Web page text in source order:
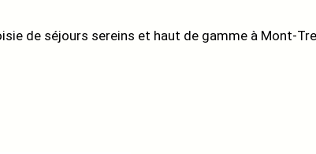
de séjours sereins et haut de gamme à Mont-